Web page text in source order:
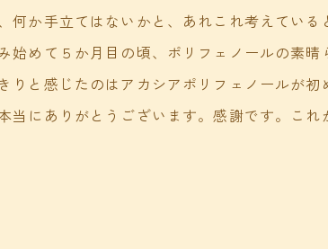
か手立てはないかと、あれこれ考えている
めて５か月目の頃、ポリフェノールの素晴
と感じたのはアカシアポリフェノールが初
にありがとうございます。感謝です。これ